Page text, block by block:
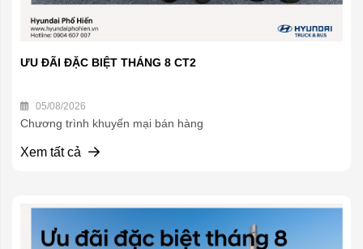
ƯU ĐÃI ĐẶC BIỆT THÁNG 8 CT2
05/08/2026
Chương trình khuyến mại bán hàng
Xem tất cả